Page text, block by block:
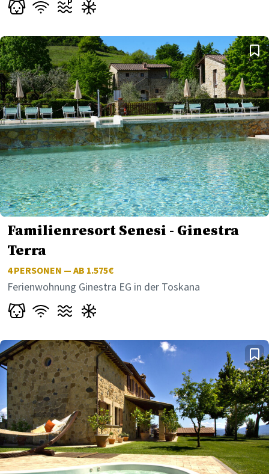
Familienresort Senesi - Ginestra
Terra
4PERSONEN — AB 1.575€
Ferienwohnung Ginestra EG in der Toskana